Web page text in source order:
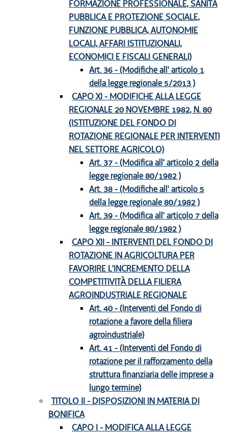
FORMAZIONE PROFESSIONALE, SANITÀ
PUBBLICA E PROTEZIONE SOCIALE,
FUNZIONE PUBBLICA, AUTONOMIE
LOCALI, AFFARI ISTITUZIONALI,
ECONOMICI E FISCALI GENERALI)
Art. 36 - (Modifiche all' articolo 1
della legge regionale 5/2013 )
CAPO XI - MODIFICHE ALLA LEGGE
REGIONALE 20 NOVEMBRE 1982, N. 80
(ISTITUZIONE DEL FONDO DI
ROTAZIONE REGIONALE PER INTERVENTI
NEL SETTORE AGRICOLO)
Art. 37 - (Modifica all' articolo 2 della
legge regionale 80/1982 )
Art. 38 - (Modifiche all' articolo 5
della legge regionale 80/1982 )
Art. 39 - (Modifica all' articolo 7 della
legge regionale 80/1982 )
CAPO XII - INTERVENTI DEL FONDO DI
ROTAZIONE IN AGRICOLTURA PER
FAVORIRE L'INCREMENTO DELLA
COMPETITIVITÀ DELLA FILIERA
AGROINDUSTRIALE REGIONALE
Art. 40 - (Interventi del Fondo di
rotazione a favore della filiera
agroindustriale)
Art. 41 - (Interventi del Fondo di
rotazione per il rafforzamento della
struttura finanziaria delle imprese a
lungo termine)
TITOLO II - DISPOSIZIONI IN MATERIA DI
BONIFICA
CAPO I - MODIFICA ALLA LEGGE